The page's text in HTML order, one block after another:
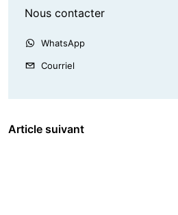
Nous contacter
WhatsApp
Courriel
Article suivant